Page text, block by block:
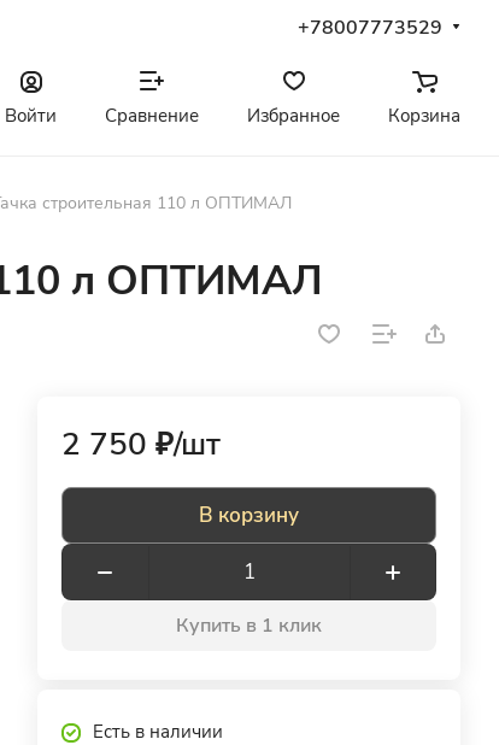
+78007773529
Войти Сравнение Избранное Корзина
строительная 110 л ОПТИМАЛ
110 л ОПТИМАЛ
2 750 ₽/шт
В корзину
Купить в 1 клик
Есть в наличии